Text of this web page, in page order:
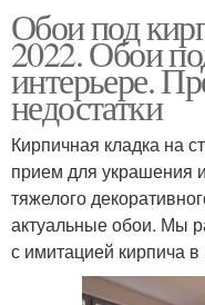
Обои под
2022. Обои
интерьере.
недостатки
Кирпичная кладка на
прием для украшения
тяжелого
актуальные обои. Мы
с имитацией кирпича в